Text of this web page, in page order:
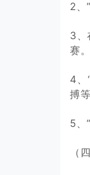
2、
3、
赛。
4、
搏
5、
（